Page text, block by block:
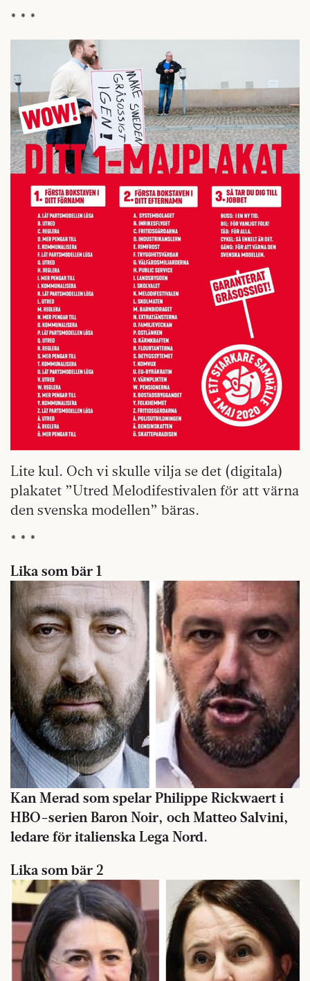
* * *
Lite kul. Och vi skulle vilja se det (digitala)
plakatet ”Utred Melodifestivalen för att värna
den svenska modellen” bäras.
* * *
Lika som bär 1
Kan Merad som spelar Philippe Rickwaert i
HBO-serien Baron Noir, och Matteo Salvini,
ledare för italienska Lega Nord.
Lika som bär 2